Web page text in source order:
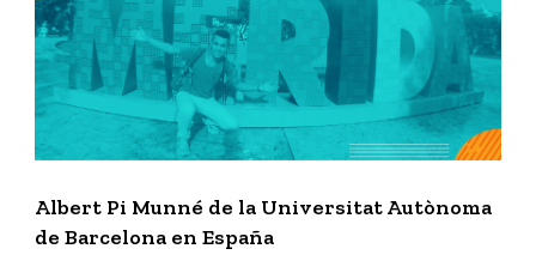
Albert Pi Munné de la Universitat Autònoma
de Barcelona en España